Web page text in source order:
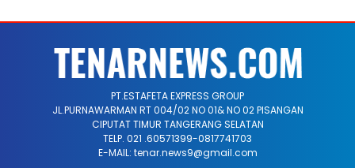
PT.ESTAFETA EXPRESS GROUP
JL.PURNAWARMAN RT 004/02 NO 01& NO 02 PISANGAN
CIPUTAT TIMUR TANGERANG SELATAN
TELP. 021 .60571399-0817741703
E-MAIL: tenar.news9@gmail.com